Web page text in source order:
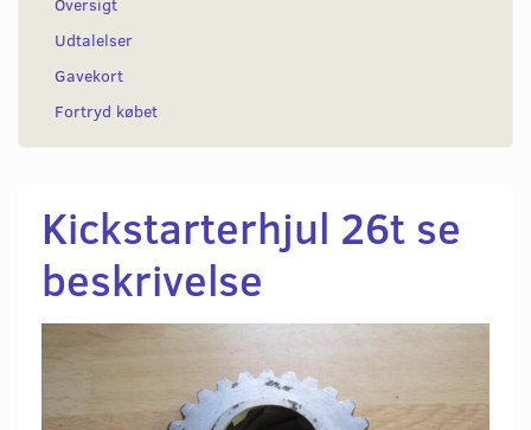
Udtalelser
Gavekort
Fortryd købet
Kickstarterhjul 26t se
beskrivelse